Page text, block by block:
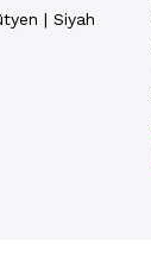
| Siyah